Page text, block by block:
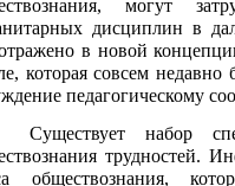
могут
дисциплин в
в новой
которая совсем
педагогическому
Существует набор
трудностей.
обществознания,